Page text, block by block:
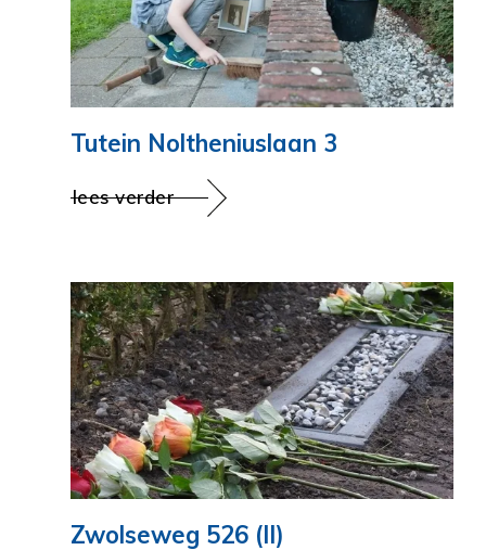
Tutein Noltheniuslaan 3
lees verder
Zwolseweg 526 (II)